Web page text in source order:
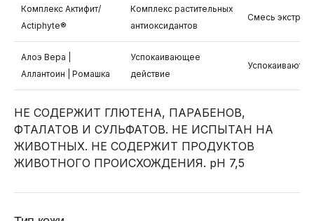
Комплекс Актифит/
Actiphyte®
Комплекс растительных
антиоксидантов
Смесь
Алоэ Вера |
Аллантоин | Ромашка
Успокаивающее
действие
Успокаивают,
НЕ СОДЕРЖИТ ГЛЮТЕНА, ПАРАБЕНОВ,
ФТАЛАТОВ И СУЛЬФАТОВ. НЕ ИСПЫТАН НА
ЖИВОТНЫХ. НЕ СОДЕРЖИТ ПРОДУКТОВ
ЖИВОТНОГО ПРОИСХОЖДЕНИЯ. pH 7,5